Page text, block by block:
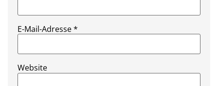
E-Mail-Adresse*
Website